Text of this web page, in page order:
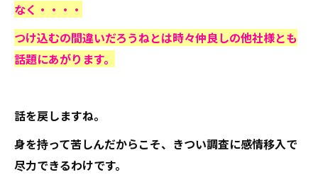
なく・・・・
つけ込むの間違いだろうねとは時々仲良しの他社様とも
話題にあがります。
話を戻しますね。
身を持って苦しんだからこそ、きつい調査に感情移入で
尽力できるわけです。